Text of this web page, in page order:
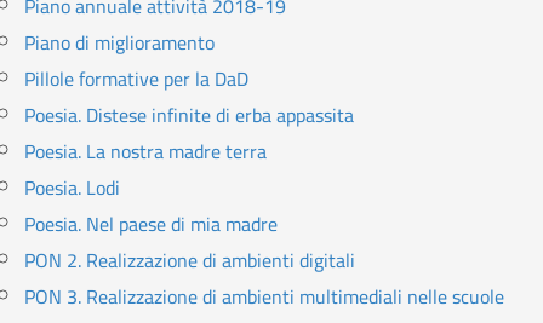
Piano di miglioramento
Pillole formative per la DaD
Poesia. Distese infinite di erba appassita
Poesia. La nostra madre terra
Poesia. Lodi
Poesia. Nel paese di mia madre
PON 2. Realizzazione di ambienti digitali
PON 3. Realizzazione di ambienti multimediali nelle scuole